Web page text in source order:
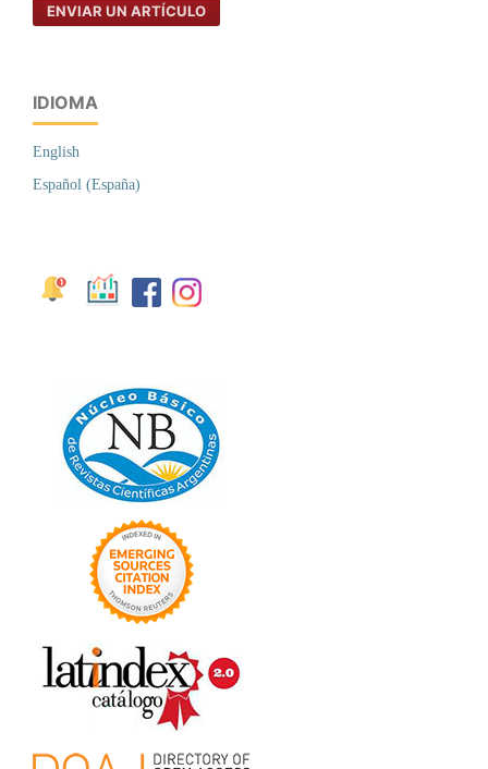
ENVIAR UN ARTÍCULO
IDIOMA
English
Español (España)